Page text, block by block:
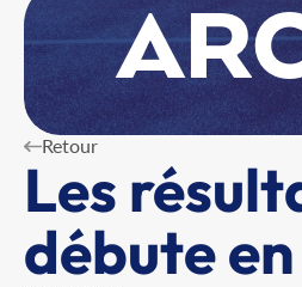
Retour
Les
débute